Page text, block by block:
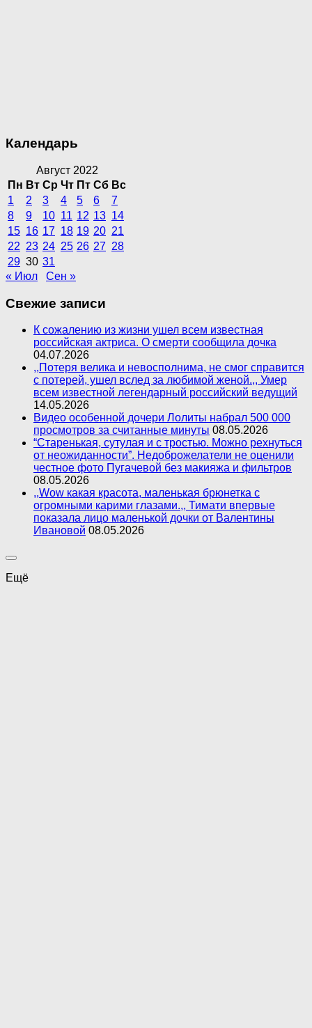
Календарь
Август 2022
Пн Вт Ср Чт Пт Сб Вс
1
2 3 4 5 6
7
8
9 10 11 12 13 14
15 16 17 18 19 20 21
22 23 24 25 26 27 28
29 30 31
« Июл
Сен »
Свежие записи
К сожалению из жизни ушел всем известная
российская актриса. О смерти сообщила дочка
04.07.2026
,,Потеря велика и невосполнима, не смог справится
с потерей, ушел вслед за любимой женой.,, Умер
всем известной легендарный российский ведущий
14.05.2026
Видео особенной дочери Лолиты набрал 500 000
просмотров за считанные минуты 08.05.2026
“Старенькая, сутулая и с тростью. Можно рехнуться
от неожиданности”. Недоброжелатели не оценили
честное фото Пугачевой без макияжа и фильтров
08.05.2026
,,Wow какая красота, маленькая брюнетка с
огромными карими глазами.,, Тимати впервые
показала лицо маленькой дочки от Валентины
Ивановой 08.05.2026
Ещё